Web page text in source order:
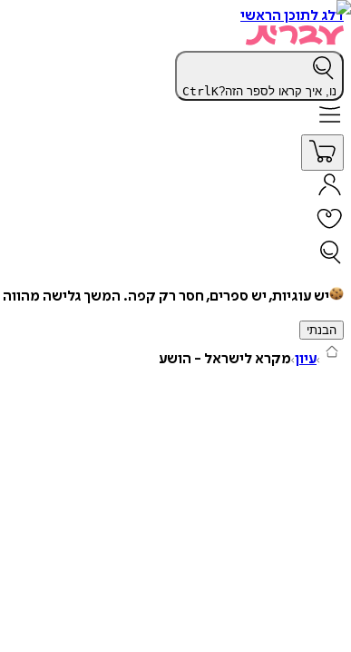
דלג לתוכן הראשי
נו, איך קראו לספר הזה? CtrlK
יש עוגיות, יש ספרים, חסר רק קפה. המשך גלישה מהווה
הבנתי
עיון מקרא לישראל - הושע